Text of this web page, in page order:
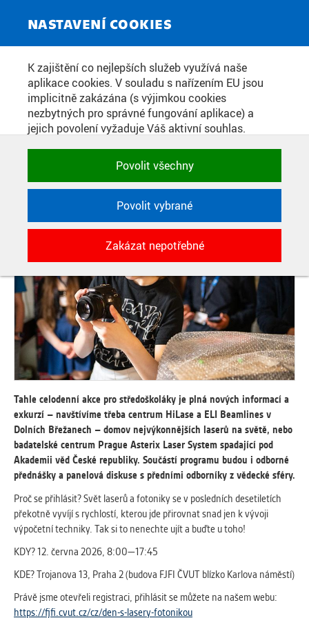
NASTAVENÍ COOKIES
K zajištění co nejlepších služeb využívá naše
aplikace cookies. V souladu s nařízením EU jsou
implicitně zakázána (s výjimkou cookies
nezbytných pro správné fungování aplikace) a
jejich povolení vyžaduje Váš aktivní souhlas.
zakázat, případně vybrat a povolit cookies podle
kategorie. Svoje rozhodnutí můžete samozřejmě
kdykoli změnit.
POTŘEBNÉ
Technické cookies využívané aplikacemi
ČVUT pro uchování jejich nastavení,
vlastností a identifikátorů relace. Jsou
nezbytné pro správné fungování a jsou
vždy aktivní.
ANALYTICKÉ
Slouží pro získávání anonymizovaných
vylepšovat naše aplikace. Zpravidla jde o
cookies systémů třetích stran, které k
těmto účelům využíváme.
MARKETINGOVÉ
Využívané za účelem zobrazení
správných nabídek a cílení obsahu podle
Vašich preferencí. Zpravidla jde o
cookies systémů třetích stran, které nám
s analýzou uživatelského chování
pomáhají.
OSTATNÍ
Povolit všechny
Povolit vybrané
Zakázat nepotřebné
ZPRAVODAJSKÝ SERVIS
DEN S LASERY A FOTONIKOU PRO
STŘEDOŠKOLÁKY NA FJFI ČVUT.
PŘIHLÁŠKY DO KONCE KVĚTNA
22. 4. 2026
Tahle celodenní akce pro středoškoláky je plná nových informací a
exkurzí – navštívíme třeba centrum HiLase a ELI Beamlines v
Dolních Břežanech – domov nejvýkonnějších laserů na světě, nebo
badatelské centrum Prague Asterix Laser System spadající pod
Akademii věd České republiky. Součástí programu budou i odborné
přednášky a panelová diskuse s předními odborníky z vědecké sféry.
Proč se přihlásit? Svět laserů a fotoniky se v posledních desetiletích
překotně vyvíjí s rychlostí, kterou jde přirovnat snad jen k vývoji
výpočetní techniky. Tak si to nenechte ujít a buďte u toho!
KDY? 12. června 2026, 8:00—17:45
KDE? Trojanova 13, Praha 2 (budova FJFI ČVUT blízko Karlova náměstí)
Právě jsme otevřeli registraci, přihlásit se můžete na našem webu:
https://fjfi.cvut.cz/cz/den-s-lasery-fotonikou